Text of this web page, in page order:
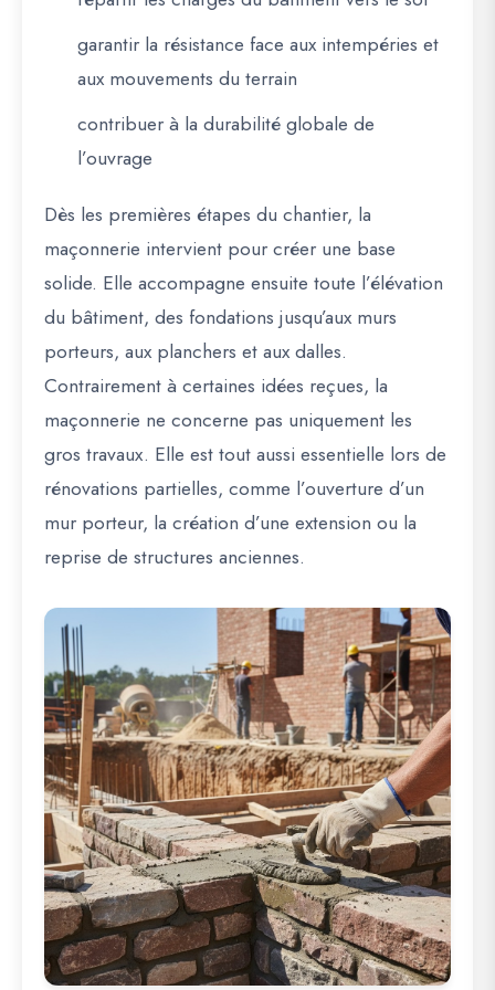
garantir la résistance face aux intempéries et
aux mouvements du terrain
contribuer à la durabilité globale de
l’ouvrage
Dès les premières étapes du chantier, la
maçonnerie intervient pour créer une base
solide. Elle accompagne ensuite toute l’élévation
du bâtiment, des fondations jusqu’aux murs
porteurs, aux planchers et aux dalles.
Contrairement à certaines idées reçues, la
maçonnerie ne concerne pas uniquement les
gros travaux. Elle est tout aussi essentielle lors de
rénovations partielles, comme l’ouverture d’un
mur porteur, la création d’une extension ou la
reprise de structures anciennes.